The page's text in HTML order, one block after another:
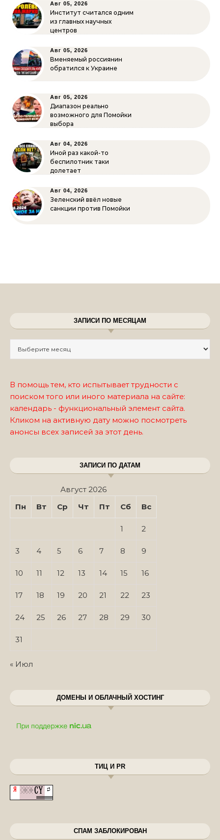
Авг 05, 2026
Институт считался одним
из главных научных
центров
Авг 05, 2026
Вменяемый россиянин
обратился к Украине
Авг 05, 2026
Диапазон реально
возможного для Помойки
выбора
Авг 04, 2026
Иной раз какой-то
беспилотник таки
долетает
Авг 04, 2026
Зеленский ввёл новые
санкции против Помойки
ЗАПИСИ ПО МЕСЯЦАМ
В помощь тем, кто испытывает трудности с
поиском того или иного материала на сайте:
календарь - функциональный элемент сайта.
Кликом на активную дату можно посмотреть
анонсы всех записей за этот день.
ЗАПИСИ ПО ДАТАМ
Август 2026
Пн
Вт Ср Чт Пт Сб Вс
1 2
3 4 5 6 7 8 9
10 11 12 13 14 15 16
17 18 19 20 21 22 23
24 25 26 27 28 29 30
31
« Июл
ДОМЕНЫ И ОБЛАЧНЫЙ ХОСТИНГ
ТИЦ И PR
СПАМ ЗАБЛОКИРОВАН